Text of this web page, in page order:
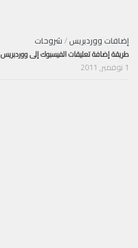
إضافات ووردبريس/شروحات
طريقة إضافة تعليقات الفيسبوك إلى ووردبريس
1 نوفمبر, 2011